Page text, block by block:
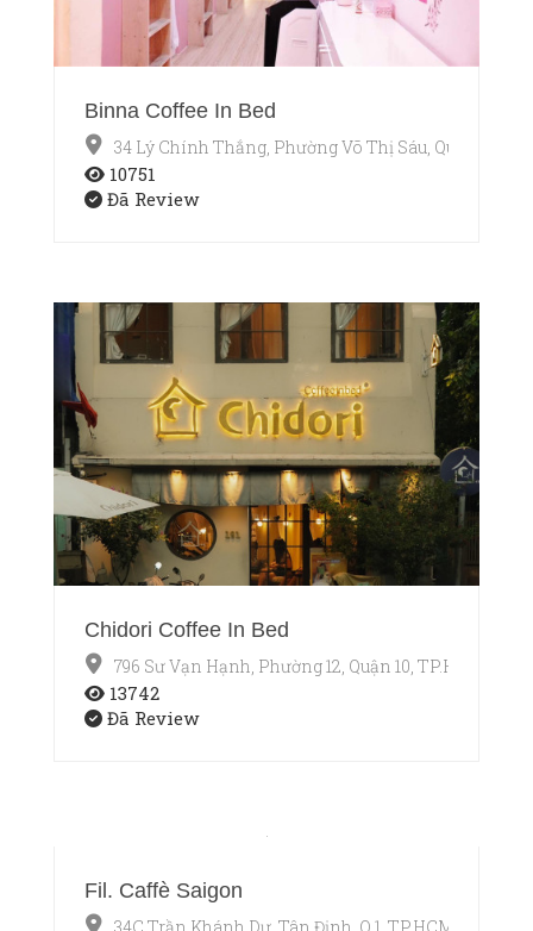
Binna Coffee In Bed
34 Lý Chính Thắng, Phường Võ Thị Sáu, Quận 3, Hồ
10751
Đã Review
Chidori Coffee In Bed
796 Sư Vạn Hạnh, Phường 12, Quận 10, TP.HCM
13742
Đã Review
Fil. Caffè Saigon